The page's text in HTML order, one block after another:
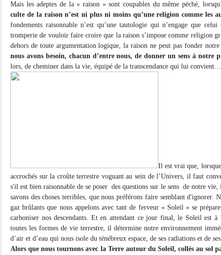
Mais les adeptes de la « raison » sont coupables du même péché,
culte de la raison n’est ni plus ni moins qu’une religion comme les
fondements raisonnable n’est qu’une tautologie qui n’engage que
tromperie de vouloir faire croire que la raison s’impose comme religion
dehors de toute argumentation logique, la raison ne peut pas fonder
nous avons besoin, chacun d’entre nous, de donner un sens à notre
lors, de cheminer dans la vie, équipé de la transcendance qui lui
Il est vrai que,
accrochés sur la croûte terrestre voguant au sein de l’Univers, il faut
s'il est bien raisonnable de se poser des questions sur le sens de notre
savons des choses terribles, que nous préférons faire semblant d'ignorer.
gaz brûlants que nous appelons avec tant de ferveur « Soleil » se
carboniser nos descendants. Et en attendant ce jour final, le Soleil est à
toutes les formes de vie terrestre, il détermine notre environnement
d’air et d’eau qui nous isole du ténébreux espace, de ses radiations et de
Alors que nous tournons avec la Terre autour du Soleil, collés au sol